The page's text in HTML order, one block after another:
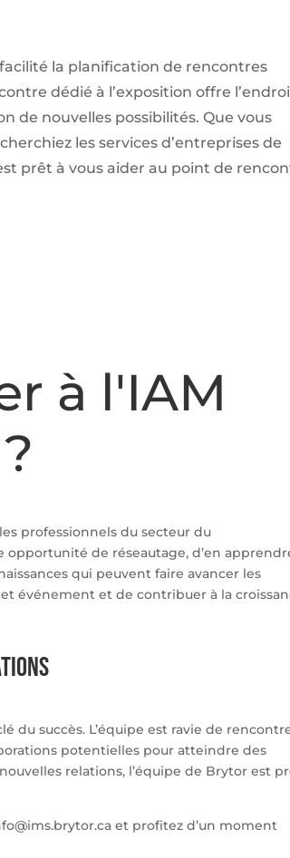
la planification de rencontres
dédié à l’exposition offre
de nouvelles possibilités. Que vous
les services d’entreprises de
prêt à vous aider au point de
à l'IAM
professionnels du secteur du
de réseautage, d’en
qui peuvent faire avancer les
événement et de contribuer à la
du succès. L’équipe est ravie de
potentielles pour atteindre des
relations, l’équipe de Brytor est
et profitez d’un moment